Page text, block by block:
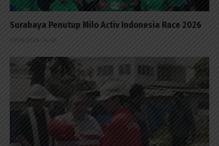
Surabaya Penutup Milo Activ Indonesia Race 2026
07/08/2026 - 14:42